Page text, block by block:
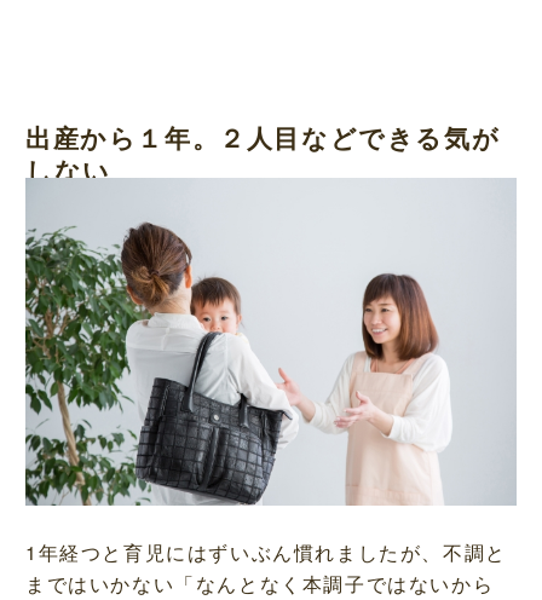
出産から１年。２人目などできる気が
しない
1年経つと育児にはずいぶん慣れましたが、不調と
まではいかない「なんとなく本調子ではないから